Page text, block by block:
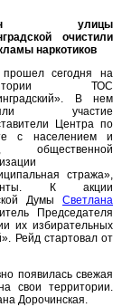
улицы
очистили
наркотиков
прошел сегодня на
ТОС
В нем
участие
Центра по
с населением и
общественной
стража»,
К акции
Думы Светлана
Председателя
их избирательных
Рейд стартовал от
появилась свежая
свои территории.
Дорочинская.